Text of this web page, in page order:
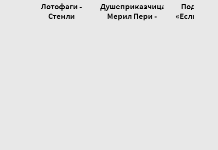
Лотофаги -
Стенли
Душеприказчица
Мерил Пери -
Под
«Если -